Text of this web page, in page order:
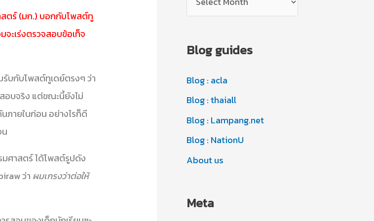
ตร์ (มก.) บอกกับโพสต์ทู
ะเร่งตรวจสอบข้อเท็จ
บกับโพสต์ทูเดย์ตรงๆ ว่า
สอบจริง แต่ขณะนี้ยังไม่
ภายในก่อน อย่างไรก็ดี
ศาสตร์ ได้โพสต์รูปดัง
ว่า ผมเกรงว่าต่อให้
r
e
r
h
v
e
s
Blog guides
Blog : acla
Blog : thaiall
Blog : Lampang.net
Blog : NationU
About us
Meta